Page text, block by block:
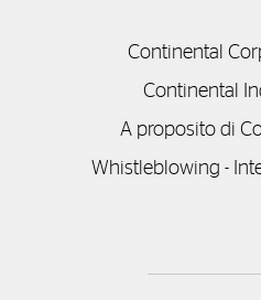
Continental
Continental
A proposito di
Whistleblowing -